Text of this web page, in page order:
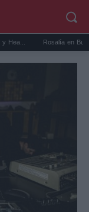
Rosalía en Buenos